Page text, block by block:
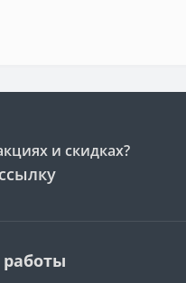
и скидках?